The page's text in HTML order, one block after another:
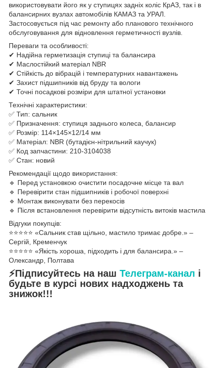
використовувати його як у ступицях задніх коліс КрАЗ, так і в
балансирних вузлах автомобілів КАМАЗ та УРАЛ.
Застосовується під час ремонту або планового технічного
обслуговування для відновлення герметичності вузлів.
Переваги та особливості:
✔ Надійна герметизація ступиці та балансира
✔ Маслостійкий матеріал NBR
✔ Стійкість до вібрацій і температурних навантажень
✔ Захист підшипників від бруду та вологи
✔ Точні посадкові розміри для штатної установки
Технічні характеристики:
✅ Тип: сальник
✅ Призначення: ступиця заднього колеса, балансир
✅ Розмір: 114×145×12/14 мм
✅ Матеріал: NBR (бутадієн-нітрильний каучук)
✅ Код запчастини: 210-3104038
✅ Стан: новий
Рекомендації щодо використання:
🔹 Перед установкою очистити посадочне місце та вал
🔹 Перевірити стан підшипників і робочої поверхні
🔹 Монтаж виконувати без перекосів
🔹 Після встановлення перевірити відсутність витоків мастила
Відгуки покупців:
⭐️⭐️⭐️⭐️⭐️ «Сальник став щільно, мастило тримає добре.» –
Сергій, Кременчук
⭐️⭐️⭐️⭐️⭐️ «Якість хороша, підходить і для балансира.» –
Олександр, Полтава
⚡Підписуйтесь на наш Телеграм-канал і
будьте в курсі нових надходжень та
знижок!!!